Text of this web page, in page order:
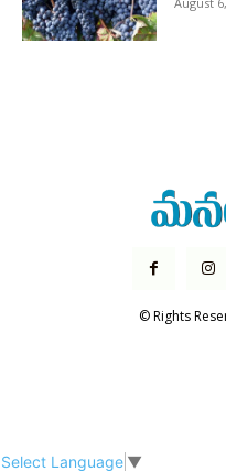
© Rights
Select Language ▼